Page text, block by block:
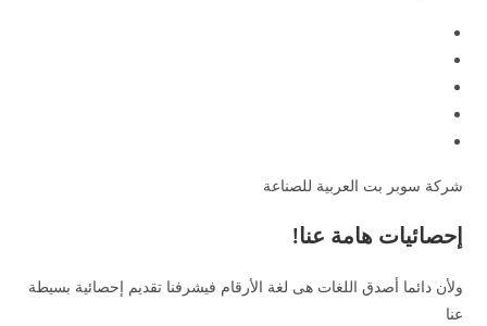
شركة سوبر بت العربية للصناعة
إحصائيات هامة عنا!
ولأن دائما أصدق اللغات هى لغة الأرقام فيشرفنا تقديم إحصائية بسيطة
عنا